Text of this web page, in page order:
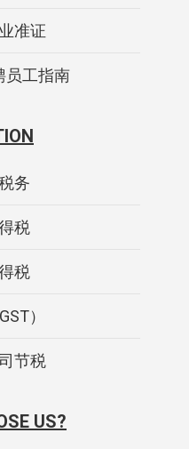
准证
员工指南
务
税
税
）
节税
US?